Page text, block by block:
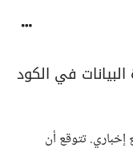
في الكود
تتوقع أن